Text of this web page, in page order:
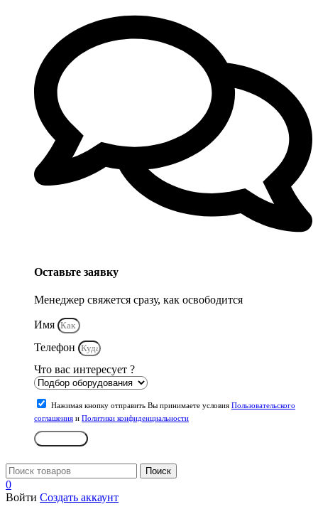
Оставьте заявку
Менеджер свяжется сразу, как освободится
Имя
Телефон
Что вас интересует ?
Нажимая кнопку отправить Вы принимаете условия Пользовательского
соглашения и Политики конфиденциальности
Поиск
0
Войти Создать аккаунт